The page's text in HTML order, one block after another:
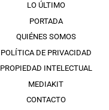
LO ÚLTIMO
PORTADA
QUIÉNES SOMOS
POLÍTICA DE PRIVACIDAD
PROPIEDAD INTELECTUAL
MEDIAKIT
CONTACTO